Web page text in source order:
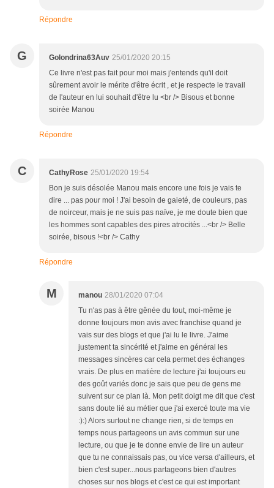
Répondre
G Golondrina63Auv 25/01/2020 20:15
Ce livre n'est pas fait pour moi mais j'entends qu'il doit
sûrement avoir le mérite d'être écrit , et je respecte le travail
de l'auteur en lui souhait d'être lu <br /> Bisous et bonne
soirée Manou
Répondre
C CathyRose 25/01/2020 19:54
Bon je suis désolée Manou mais encore une fois je vais te
dire ... pas pour moi ! J'ai besoin de gaieté, de couleurs, pas
de noirceur, mais je ne suis pas naïve, je me doute bien que
les hommes sont capables des pires atrocités ...<br /> Belle
soirée, bisous !<br /> Cathy
Répondre
M manou 28/01/2020 07:04
Tu n'as pas à être gênée du tout, moi-même je
donne toujours mon avis avec franchise quand je
vais sur des blogs et que j'ai lu le livre. J'aime
justement ta sincérité et j'aime en général les
messages sincères car cela permet des échanges
vrais. De plus en matière de lecture j'ai toujours eu
des goût variés donc je sais que peu de gens me
suivent sur ce plan là. Mon petit doigt me dit que c'est
sans doute lié au métier que j'ai exercé toute ma vie
:):) Alors surtout ne change rien, si de temps en
temps nous partageons un avis commun sur une
lecture, ou que je te donne envie de lire un auteur
que tu ne connaissais pas, ou vice versa d'ailleurs, et
bien c'est super...nous partageons bien d'autres
choses sur nos blogs et c'est ce qui est important